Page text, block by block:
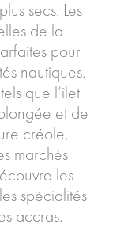
secs. Les
de la
pour
nautiques.
que l’îlet
et de
créole,
marchés
les
spécialités
accras.